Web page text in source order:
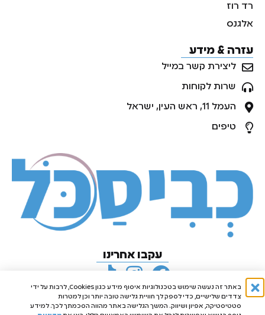
רד רוז
אלגנס
עזרה & מידע
ליצירת קשר במייל
שרות לקוחות
העמל 11, ראש העין, ישראל
טיפים
עקבו אחרינו
באתר זה נעשה שימוש בטכנולוגיות איסוף מידע כגון Cookies, לרבות על ידי
צדדים שלישיים, כדי לספק לך חוויית גלישה טובה יותר וכן למטרות
סטטיסטיקה, אפיון ושיווק. המשך הגלישה באתר מהווה הסכמתך לכך. למידע